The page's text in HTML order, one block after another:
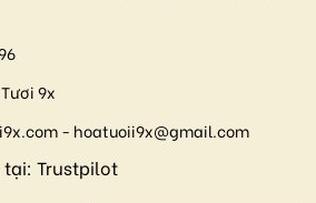
9x
- hoatuoii9x@gmail.com
tại: Trustpilot